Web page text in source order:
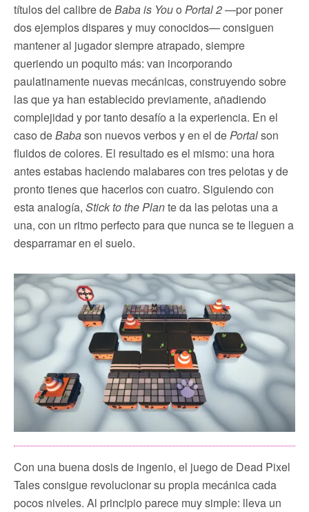
títulos del calibre deBaba is Youo Portal 2—por poner
dos ejemplos dispares y muy conocidos— consiguen
mantener al jugador siempre atrapado, siempre
queriendo un poquito más: van incorporando
paulatinamente nuevas mecánicas, construyendo sobre
las que ya han establecido previamente, añadiendo
complejidad y por tanto desafío a la experiencia. En el
caso deBabason nuevos verbos y en el dePortalson
fluidos de colores. El resultado es el mismo: una hora
antes estabas haciendo malabares con tres pelotas y de
pronto tienes que hacerlos con cuatro. Siguiendo con
esta analogía, Stick to the Plante da las pelotas una a
una, con un ritmo perfecto para que nunca se te lleguen a
desparramar en el suelo.
Con una buena dosis de ingenio, el juego de Dead Pixel
Tales consigue revolucionar su propia mecánica cada
pocos niveles. Al principio parece muy simple: lleva un